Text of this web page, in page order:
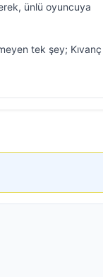
ünlü oyuncuya
tek şey; Kıvanç